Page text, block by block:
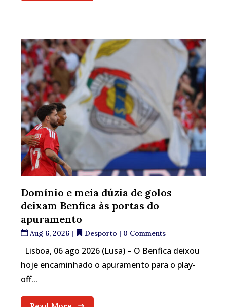
Domínio e meia dúzia de golos
deixam Benfica às portas do
apuramento
Aug 6, 2026 | Desporto | 0 Comments
Lisboa, 06 ago 2026 (Lusa) – O Benfica deixou
hoje encaminhado o apuramento para o play-
off...